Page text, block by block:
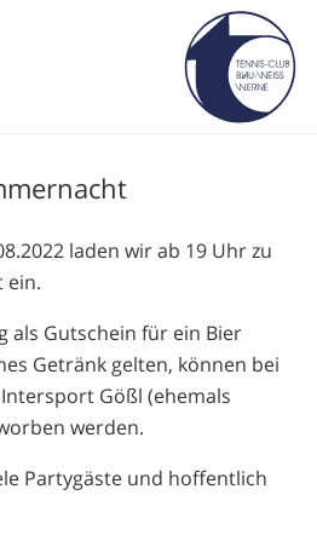
laden wir ab 19 Uhr zu
ein.
als Gutschein für ein Bier
Getränk gelten, können bei
Gößl (ehemals
werden.
Partygäste und hoffentlich